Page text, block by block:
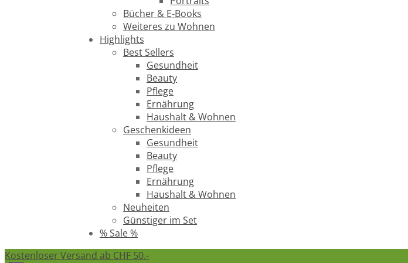
Bücher & E-Books
Weiteres zu Wohnen
Highlights
Best Sellers
Gesundheit
Beauty
Pflege
Ernährung
Haushalt & Wohnen
Geschenkideen
Gesundheit
Beauty
Pflege
Ernährung
Haushalt & Wohnen
Neuheiten
Günstiger im Set
% Sale %
Kostenloser Versand ab CHF 50.-